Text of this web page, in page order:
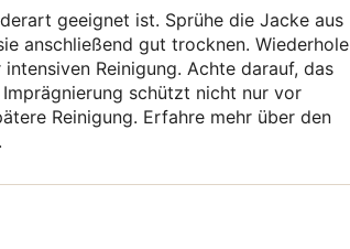
geeignet ist. Sprühe die Jacke aus
anschließend gut trocknen. Wiederhole
Reinigung. Achte darauf, das
schützt nicht nur vor
Reinigung. Erfahre mehr über den